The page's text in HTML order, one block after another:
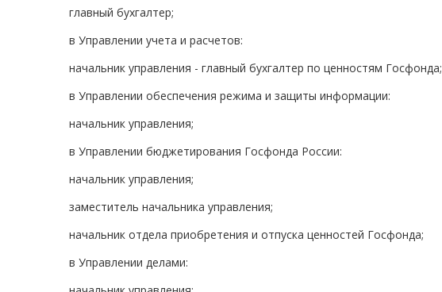
главный бухгалтер;
в Управлении учета и расчетов:
начальник управления - главный бухгалтер по ценностям Госфонда;
в Управлении обеспечения режима и защиты информации:
начальник управления;
в Управлении бюджетирования Госфонда России:
начальник управления;
заместитель начальника управления;
начальник отдела приобретения и отпуска ценностей Госфонда;
в Управлении делами: